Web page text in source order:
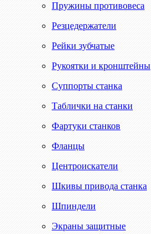
Пружины противовеса
Резцедержатели
Рейки зубчатые
Рукоятки и кронштейны
Суппорты станка
Таблички на станки
Фартуки станков
Фланцы
Центроискатели
Шкивы привода станка
Шпиндели
Экраны защитные